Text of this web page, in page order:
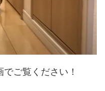
ご覧ください！